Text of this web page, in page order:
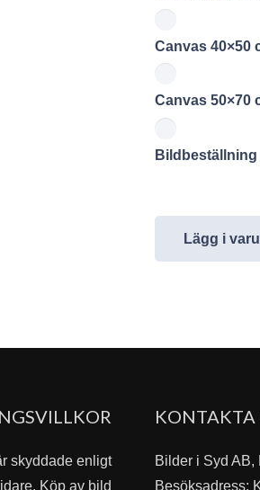
Canvas 40×50
Canvas 50×70
Lägg i
skyddade enligt
Köp av bild
KONTAKTA
Bilder i Syd AB,
Besöksadress: